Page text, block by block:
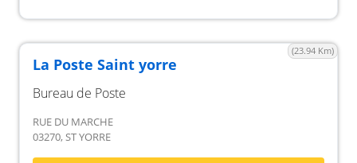
(23.94 Km)
La Poste Saint yorre
Bureau de Poste
RUE DU MARCHE
03270, ST YORRE